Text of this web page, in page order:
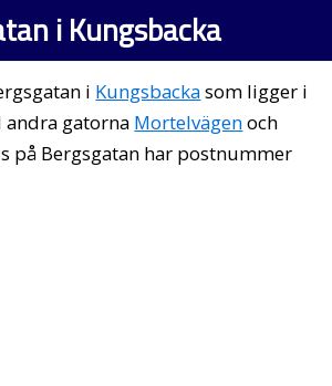
i Kungsbacka
i Kungsbackasom ligger i
andra gatorna Mortelvägenoch
på Bergsgatan har postnummer